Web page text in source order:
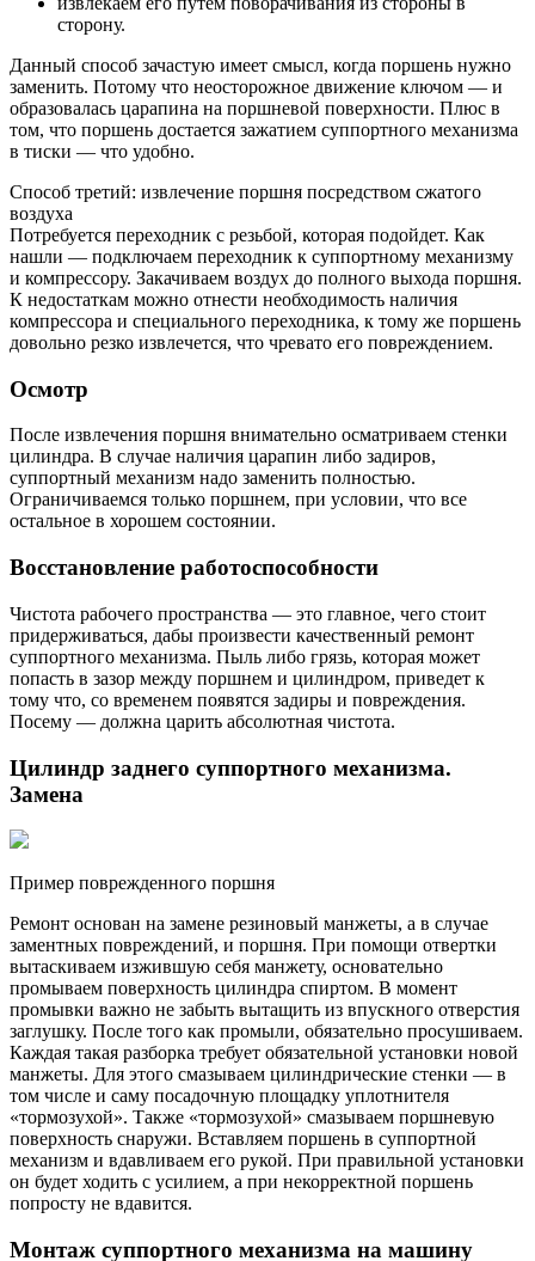
сторону.
Данный способ зачастую имеет смысл, когда поршень нужно
заменить. Потому что неосторожное движение ключом — и
образовалась царапина на поршневой поверхности. Плюс в
том, что поршень достается зажатием суппортного механизма
в тиски — что удобно.
Способ третий: извлечение поршня посредством сжатого
воздуха
Потребуется переходник с резьбой, которая подойдет. Как
нашли — подключаем переходник к суппортному механизму
и компрессору. Закачиваем воздух до полного выхода поршня.
К недостаткам можно отнести необходимость наличия
компрессора и специального переходника, к тому же поршень
довольно резко извлечется, что чревато его повреждением.
Осмотр
После извлечения поршня внимательно осматриваем стенки
цилиндра. В случае наличия царапин либо задиров,
суппортный механизм надо заменить полностью.
Ограничиваемся только поршнем, при условии, что все
остальное в хорошем состоянии.
Восстановление работоспособности
Чистота рабочего пространства — это главное, чего стоит
придерживаться, дабы произвести качественный ремонт
суппортного механизма. Пыль либо грязь, которая может
попасть в зазор между поршнем и цилиндром, приведет к
тому что, со временем появятся задиры и повреждения.
Посему — должна царить абсолютная чистота.
Цилиндр заднего суппортного механизма.
Замена
Пример поврежденного поршня
Ремонт основан на замене резиновый манжеты, а в случае
заментных повреждений, и поршня. При помощи отвертки
вытаскиваем изжившую себя манжету, основательно
промываем поверхность цилиндра спиртом. В момент
промывки важно не забыть вытащить из впускного отверстия
заглушку. После того как промыли, обязательно просушиваем.
Каждая такая разборка требует обязательной установки новой
манжеты. Для этого смазываем цилиндрические стенки — в
том числе и саму посадочную площадку уплотнителя
«тормозухой». Также «тормозухой» смазываем поршневую
поверхность снаружи. Вставляем поршень в суппортной
механизм и вдавливаем его рукой. При правильной установки
он будет ходить с усилием, а при некорректной поршень
попросту не вдавится.
Монтаж суппортного механизма на машину